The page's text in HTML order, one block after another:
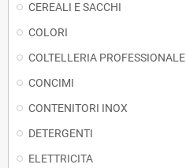
CEREALI E SACCHI
COLORI
COLTELLERIA PROFESSIONALE
CONCIMI
CONTENITORI INOX
DETERGENTI
ELETTRICITA